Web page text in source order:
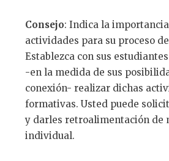
Consejo: Indica la
actividades para su proceso
Establezca con sus
-en la medida de sus
conexión- realizar dichas
formativas. Usted puede
y darles retroalimentación de
individual.